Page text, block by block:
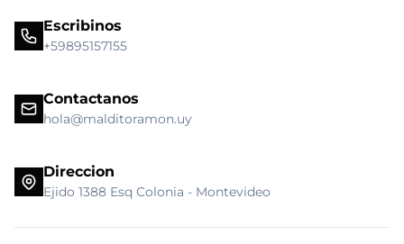
Escribinos
+59895157155
Contactanos
hola@malditoramon.uy
Direccion
Ejido 1388 Esq Colonia - Montevideo